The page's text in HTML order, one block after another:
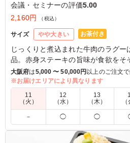
会議・セミナーの評価5.00
2,160円
（税込）
サイズ やや大きい お茶付き
じっくりと煮込まれた牛肉のラグ
品。赤身ステーキの旨味が食欲をそ
なシーンにぴったりな、おしゃれな
＜旬のごはん＞
12月1日～2月28日：しそオイルの混
3月1日～5月31日：グリンピースご
6月1日～8月31日：とうもろこしと
9月1日～11月30日：栗ご飯
大阪府は5,000 〜 50,000円以上のご注文
※お届けエリアにより異なります
11
（火）
12
（水）
13
（木）
－ ◯ ◯